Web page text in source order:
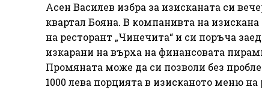
Асен Василев избра за изисканата си
квартал Бояна. В компанивта на
на ресторант „Чинечита“ и си поръча
изкарани на върха на финансовата
Промяната може да си позволи без
1000 лева порцията в изисканото меню